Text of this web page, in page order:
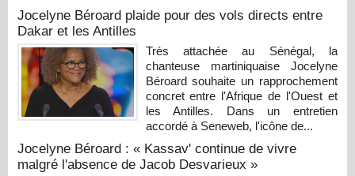
Jocelyne Béroard plaide pour des vols directs entre
Dakar et les Antilles
Très attachée au Sénégal, la
chanteuse martiniquaise Jocelyne
Béroard souhaite un rapprochement
concret entre l'Afrique de l'Ouest et
les Antilles. Dans un entretien
accordé à Seneweb, l'icône de...
Jocelyne Béroard : « Kassav' continue de vivre
malgré l'absence de Jacob Desvarieux »